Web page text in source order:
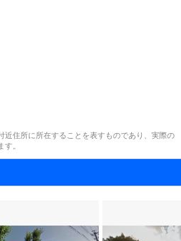
住所に所在することを表すものであり、実際の
。